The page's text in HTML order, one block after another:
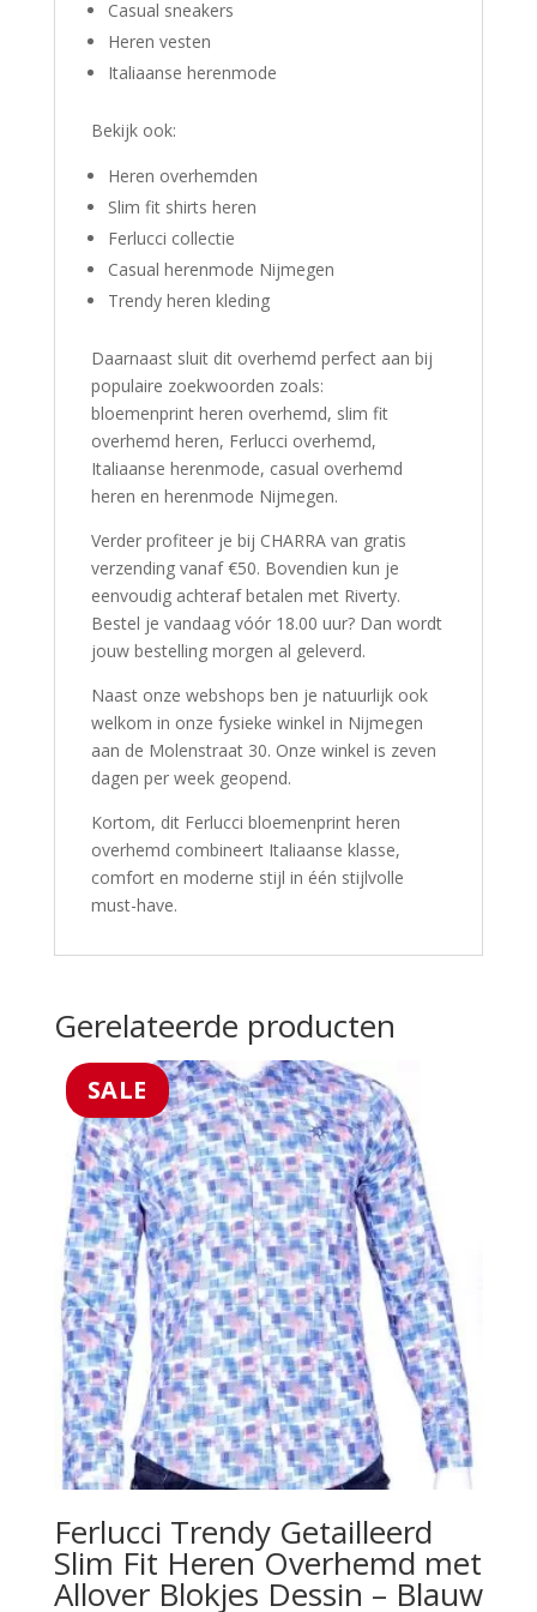
Casual sneakers
Heren vesten
Italiaanse herenmode
Bekijk ook:
Heren overhemden
Slim fit shirts heren
Ferlucci collectie
Casual herenmode Nijmegen
Trendy heren kleding
Daarnaast sluit dit overhemd perfect aan bij
populaire zoekwoorden zoals:
bloemenprint heren overhemd, slim fit
overhemd heren, Ferlucci overhemd,
Italiaanse herenmode, casual overhemd
heren en herenmode Nijmegen.
Verder profiteer je bij CHARRA van gratis
verzending vanaf €50. Bovendien kun je
eenvoudig achteraf betalen met Riverty.
Bestel je vandaag vóór 18.00 uur? Dan wordt
jouw bestelling morgen al geleverd.
Naast onze webshops ben je natuurlijk ook
welkom in onze fysieke winkel in Nijmegen
aan de Molenstraat 30. Onze winkel is zeven
dagen per week geopend.
Kortom, dit Ferlucci bloemenprint heren
overhemd combineert Italiaanse klasse,
comfort en moderne stijl in één stijlvolle
must-have.
Gerelateerde producten
SALE
Ferlucci Trendy Getailleerd
Slim Fit Heren Overhemd met
Allover Blokjes Dessin – Blauw